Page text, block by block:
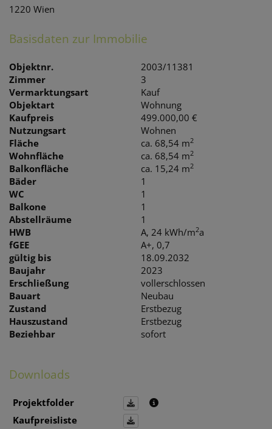
1220 Wien
Basisdaten zur Immobilie
Objektnr.
2003/11381
Zimmer
3
Vermarktungsart
Kauf
Objektart
Wohnung
Kaufpreis
499.000,00 €
Nutzungsart
Wohnen
Fläche
ca. 68,54 m2
Wohnfläche ca. 68,54 m2
Balkonfläche ca. 15,24 m2
Bäder
1
WC
1
Balkone
1
Abstellräume
1
HWB
A, 24 kWh/m2a
fGEE
A+, 0,7
gültig bis
18.09.2032
Baujahr
2023
Erschließung
vollerschlossen
Bauart
Neubau
Zustand
Erstbezug
Hauszustand
Erstbezug
Beziehbar
sofort
Downloads
Projektfolder
Kaufpreisliste